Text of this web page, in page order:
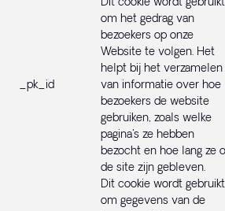
_pk_id
om het gedrag van
bezoekers op onze
Website te volgen. Het
helpt bij het verzamelen
van informatie over hoe
bezoekers de website
gebruiken, zoals welke
pagina's ze hebben
bezocht en hoe lang ze
de site zijn gebleven.
Dit cookie wordt gebruikt
om gegevens van de